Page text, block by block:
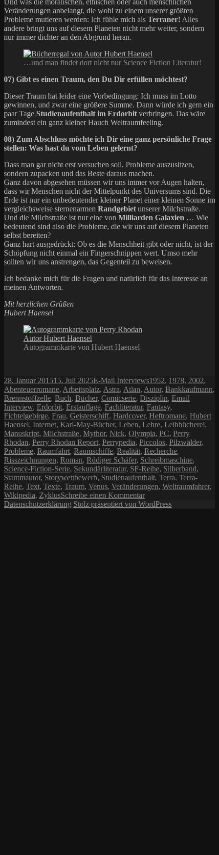
Veränderungen anbelangt, die wohl zu einem unserer größten
Probleme mutieren werden: Ich fühle mich als Terraner! Alles
andere bringt uns auf diesem Planeten nicht mehr weiter, sondern
nur immer dichter an den Abgrund heran.
…und man findet dort nicht nur Science Fiction Literatur!
07) Gibt es einen Traum, den Du Dir erfüllen möchtest?
Dieser Traum hat leider eine Vorbedingung: Ich muss im Lotto
gewinnen, und zwar eine größere Summe. Dann würde ich gern ein
paar Tage Studienaufenthalt im Erdorbit verbringen. Das wäre
zumindest ein ganz kleiner Hauch Weltraumfeeling.
08) Zum Abschluss möchte ich Dir eine ganz persönliche Frage
stellen: Was hast du vom Leben gelernt?
Dass man gar nicht erst versuchen soll, Probleme auszusitzen,
sondern zupacken und das Beste daraus machen.
Ganz davon abgesehen müssen wir uns immer vor Augen halten,
dass wir Menschen nicht der Mittelpunkt des Universums sind. Die
Erde ist nur ein unbedeutender kleiner Planet einer kleinen Sonne im
vergleichsweise sternenarmen Randgebiet unserer Milchstraße.
Und die Milchstraße ist nur eine von Milliarden Galaxien … Wie
bedeutend sind also die Probleme, die wir uns auf diesem Planeten
selbst bereiten?
Ganz hart ausgedrückt: Ob es die Menschheit gibt oder nicht, ist der
Schöpfung nicht einmal ein Fingerschnippen wert. Umso mehr
sollten wir uns anstrengen, das Gegenteil zu beweisen.
Ich bedanke mich für die Fragen und natürlich für das Interesse an
meinen Antworten.
Mit herzlichen Grüßen
Hubert Haensel
Autogrammkarte von Hubert Haensel
Veröffentlicht
am
28. Januar 201515. Juli 2025Kategorien
E-Mail InterviewsSchlagwörter
1952, 1978, 2002,
Abenteuerromane, Arbeitsplatz, Astra, Atlan, Autor, Bankkaufmann,
Brennstoffzelle, Buch, Bücher, Comicserie, Disziplin, Email
Interview, Erdorbit, Erstauflage, Fachliteratur, Fantasy,
Fichtelgebirge, Frau, Geisterschiff, Hardcover, Heftromane, Hubert
Haensel, Internet, Karl-May-Bücher, Leben, Lehre, Leihbücherei,
Manuskript, Milchstraße, Mythor, Nick, Olympia, PC, Perry
Rhodan, Perry Rhodan Report, Perrypedia, Piccolos, Pilzwälder,
Probleme, Raumfahrt, Raumschiffe, Realität, Recherche,
Risszeichnungen, Roman, Rüdiger Schäfer, Schreibmaschine,
Science-Fiction-Serie, Sekundärliteratur, SF-Reihe, Silberband,
Stammautor, Storywettbewerb, Studienaufenthalt, Terra, Terra-
Reihe, Text, Texte, Traum, Venus, Veränderungen, Weltraumfahrer,
Wikipedia, ZyklusSchreibe einen Kommentarzu
E-
Datenschutzerklärung Stolz präsentiert von WordPress